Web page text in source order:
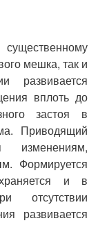
мешка, так и
вплоть до
застоя в
Приводящий
изменениям,
Формируется
и в
отсутствии
развивается